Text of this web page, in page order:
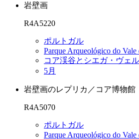
岩壁画
R4A5220
ポルトガル
Parque Arqueológico do Vale
コア渓谷とシエガ・ヴェ
5月
岩壁画のレプリカ／コア博物館
R4A5070
ポルトガル
Parque Arqueológico do Vale